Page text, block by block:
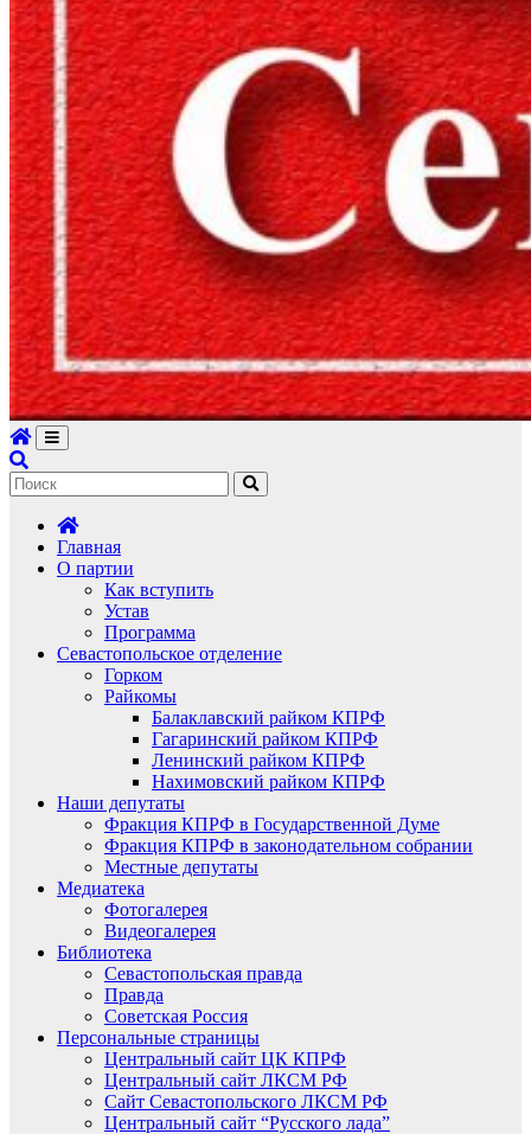
Главная
О партии
Как вступить
Устав
Программа
Севастопольское отделение
Горком
Райкомы
Балаклавский райком КПРФ
Гагаринский райком КПРФ
Ленинский райком КПРФ
Нахимовский райком КПРФ
Наши депутаты
Фракция КПРФ в Государственной Думе
Фракция КПРФ в законодательном собрании
Местные депутаты
Медиатека
Фотогалерея
Видеогалерея
Библиотека
Севастопольская правда
Правда
Советская Россия
Персональные страницы
Центральный сайт ЦК КПРФ
Центральный сайт ЛКСМ РФ
Сайт Севастопольского ЛКСМ РФ
Центральный сайт “Русского лада”